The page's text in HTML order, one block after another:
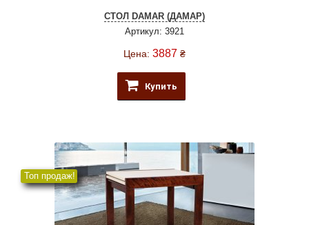
СТОЛ DAMAR (ДАМАР)
Артикул: 3921
Цена: 3887 ₴
Купить
Топ продаж!